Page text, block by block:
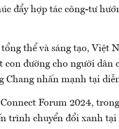
đẩy hợp tác công-tư
thể và sáng tạo, Việt
con đường cho người dân
Chang nhấn mạnh tại
Forum 2024,
trình chuyển đổi xanh